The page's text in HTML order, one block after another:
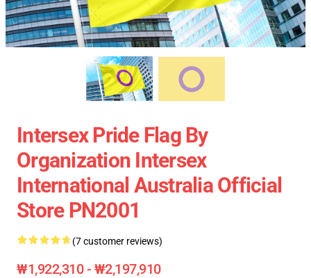
Intersex Pride Flag By
Organization Intersex
International Australia Official
Store PN2001
(7 customer reviews)
₩1,922,310 - ₩2,197,910